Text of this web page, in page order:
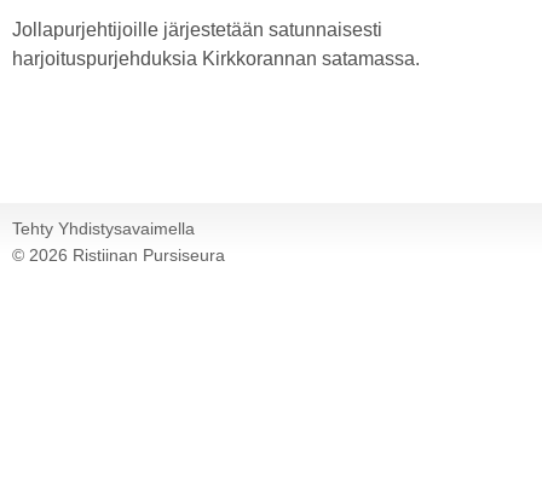
Jollapurjehtijoille järjestetään satunnaisesti
harjoituspurjehduksia Kirkkorannan satamassa.
Tehty Yhdistysavaimella
© 2026 Ristiinan Pursiseura